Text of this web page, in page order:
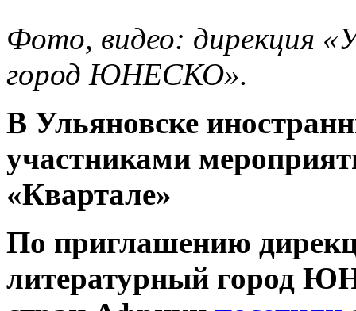
Фото, видео: дирекция
город ЮНЕСКО».
В Ульяновске
участниками
«Квартале»
По приглашению
литературный город